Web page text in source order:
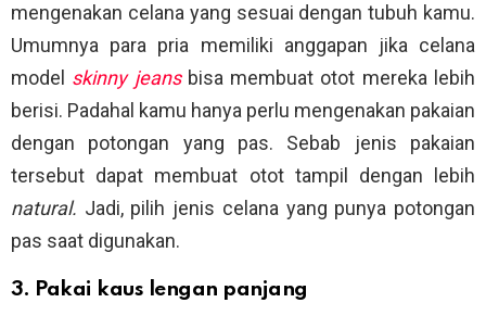
mengenakan celana yang sesuai dengan tubuh kamu.
Umumnya para pria memiliki anggapan jika celana
model skinny jeans bisa membuat otot mereka lebih
berisi. Padahal kamu hanya perlu mengenakan pakaian
dengan potongan yang pas. Sebab jenis pakaian
tersebut dapat membuat otot tampil dengan lebih
natural. Jadi, pilih jenis celana yang punya potongan
pas saat digunakan.
3. Pakai kaus lengan panjang